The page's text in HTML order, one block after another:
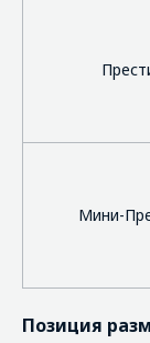
Мини-
Позиция